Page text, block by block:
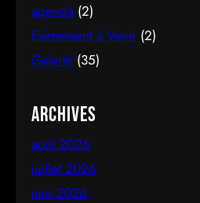
agenda (2)
Evènement à Venir (2)
Galerie (35)
Archives
août 2026
juillet 2026
juin 2026